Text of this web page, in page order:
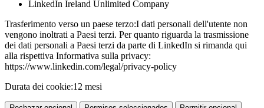
LinkedIn Ireland Unlimited Company
Trasferimento verso un paese terzo:I dati personali dell'utente non
vengono inoltrati a Paesi terzi. Per quanto riguarda la trasmissione
dei dati personali a Paesi terzi da parte di LinkedIn si rimanda qui
alla rispettiva Informativa sulla privacy:
https://www.linkedin.com/legal/privacy-policy
Durata dei cookie:12 mesi